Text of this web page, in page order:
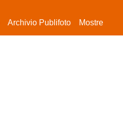
Archivio Publifoto Mostre